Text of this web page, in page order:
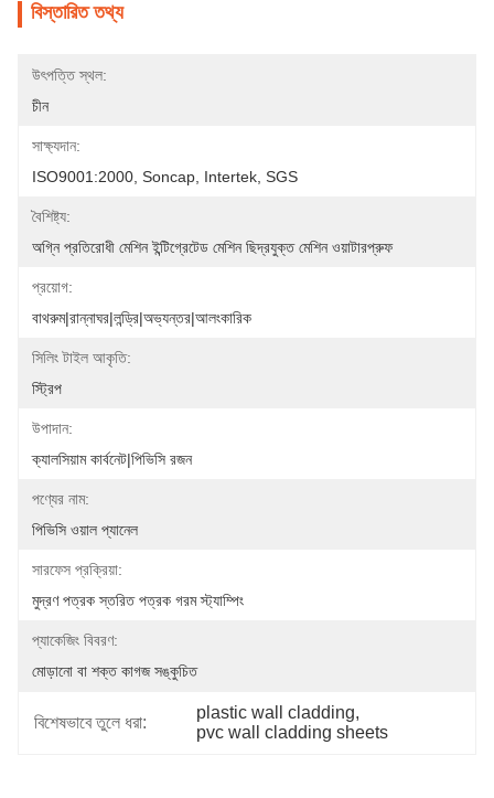
বিস্তারিত তথ্য
উৎপত্তি স্থল:
চীন
সাক্ষ্যদান:
ISO9001:2000, Soncap, Intertek, SGS
বৈশিষ্ট্য:
অগ্নি প্রতিরোধী মেশিন ইন্টিগ্রেটেড মেশিন ছিদ্রযুক্ত মেশিন ওয়াটারপ্রুফ
প্রয়োগ:
বাথরুম|রান্নাঘর|লন্ড্রি|অভ্যন্তর|আলংকারিক
সিলিং টাইল আকৃতি:
স্ট্রিপ
উপাদান:
ক্যালসিয়াম কার্বনেট|পিভিসি রজন
পণ্যের নাম:
পিভিসি ওয়াল প্যানেল
সারফেস প্রক্রিয়া:
মুদ্রণ পত্রক স্তরিত পত্রক গরম স্ট্যাম্পিং
প্যাকেজিং বিবরণ:
মোড়ানো বা শক্ত কাগজ সঙ্কুচিত
বিশেষভাবে তুলে ধরা:
plastic wall cladding,
pvc wall cladding sheets